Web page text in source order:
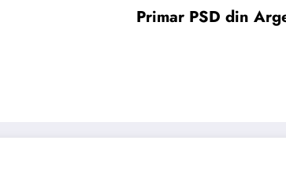
Primar PSD din